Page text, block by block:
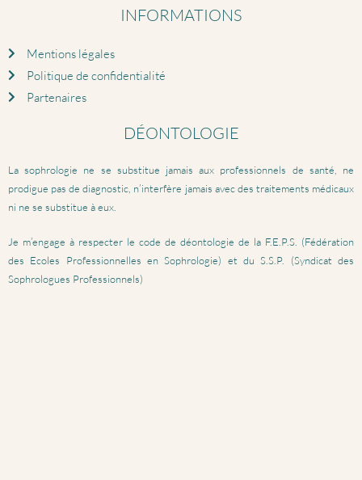
INFORMATIONS
Mentions légales
Politique de confidentialité
Partenaires
DÉONTOLOGIE
La sophrologie ne se substitue jamais aux professionnels de santé, ne
prodigue pas de diagnostic, n’interfère jamais avec des traitements médicaux
ni ne se substitue à eux.
Je m’engage à respecter le code de déontologie de la F.E.P.S. (Fédération
des Ecoles Professionnelles en Sophrologie) et du S.S.P. (Syndicat des
Sophrologues Professionnels)